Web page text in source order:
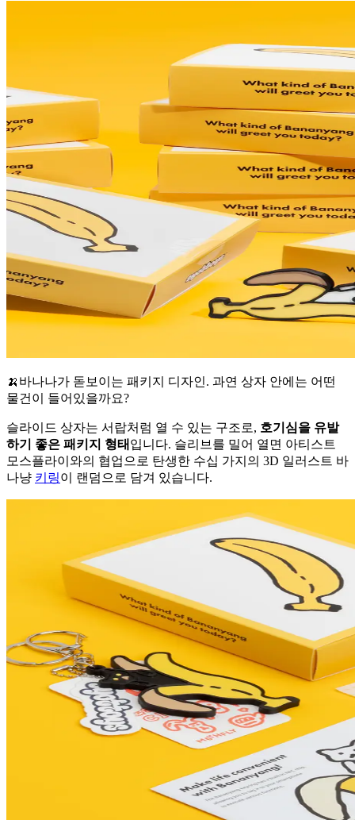
🍌바나나가 돋보이는 패키지 디자인. 과연 상자 안에는 어떤
물건이 들어있을까요?
슬라이드 상자는 서랍처럼 열 수 있는 구조로, 호기심을 유발
하기 좋은 패키지 형태 입니다. 슬리브를 밀어 열면 아티스트
모스플라이와의 협업으로 탄생한 수십 가지의 3D 일러스트 바
나냥 키링이 랜덤으로 담겨 있습니다.